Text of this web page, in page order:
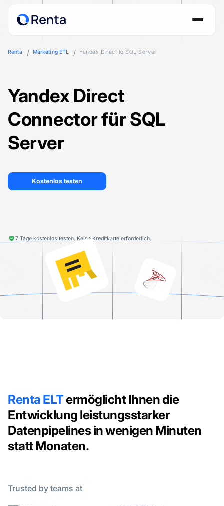
Renta Marketing ETL Yandex Direct to SQL Server
Yandex Direct
Connector für SQL
Server
Kostenlos testen
7 Tage kostenlos testen. Keine Kreditkarte erforderlich.
Renta ELTermöglicht Ihnen die
Entwicklung leistungsstarker
Datenpipelines in wenigen Minuten
statt Monaten.
Trusted by teams at